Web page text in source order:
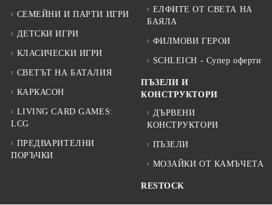
СЕМЕЙНИ И ПАРТИ ИГРИ
ДЕТСКИ ИГРИ
КЛАСИЧЕСКИ ИГРИ
СВЕТЪТ НА БАТАЛИЯ
КАРКАСОН
LIVING CARD GAMES:
LCG
ПРЕДВАРИТЕЛНИ
ПОРЪЧКИ
ЕЛФИТЕ ОТ СВЕТА НА
БАЯЛА
ФИЛМОВИ ГЕРОИ
SCHLEICH - Супер оферти
ПЪЗЕЛИ И
КОНСТРУКТОРИ
ДЪРВЕНИ
КОНСТРУКТОРИ
ПЪЗЕЛИ
МОЗАЙКИ ОТ КАМЪЧЕТА
RESTOCK